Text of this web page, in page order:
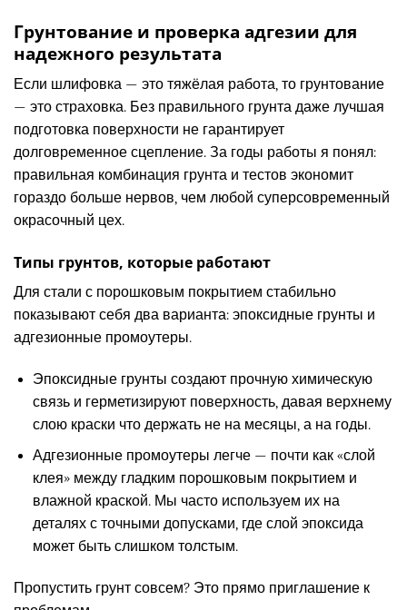
Грунтование и проверка адгезии для
надежного результата
Если шлифовка — это тяжёлая работа, то грунтование
— это страховка. Без правильного грунта даже лучшая
подготовка поверхности не гарантирует
долговременное сцепление. За годы работы я понял:
правильная комбинация грунта и тестов экономит
гораздо больше нервов, чем любой суперсовременный
окрасочный цех.
Типы грунтов, которые работают
Для стали с порошковым покрытием стабильно
показывают себя два варианта: эпоксидные грунты и
адгезионные промоутеры.
Эпоксидные грунты создают прочную химическую
связь и герметизируют поверхность, давая верхнему
слою краски что держать не на месяцы, а на годы.
Адгезионные промоутеры легче — почти как «слой
клея» между гладким порошковым покрытием и
влажной краской. Мы часто используем их на
деталях с точными допусками, где слой эпоксида
может быть слишком толстым.
Пропустить грунт совсем? Это прямо приглашение к